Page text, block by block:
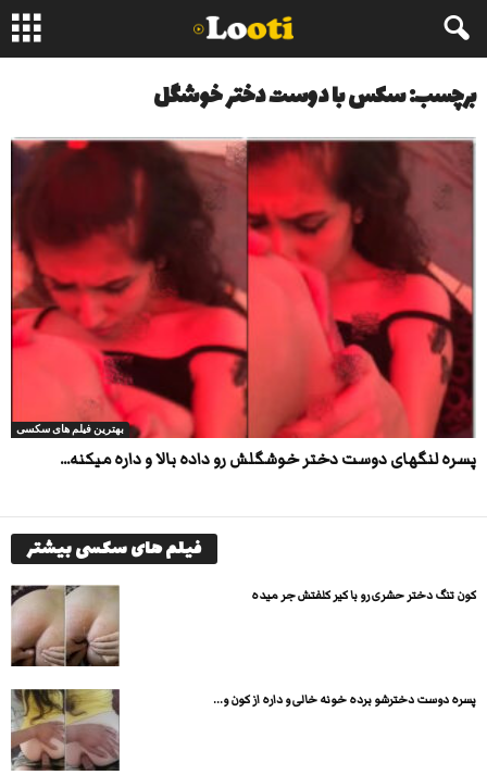
برچسب: سکس با دوست دختر خوشگل
بهترین فیلم های سکسی
پسره لنگهای دوست دختر خوشگلش رو داده بالا و داره میکنه...
فیلم های سکسی بیشتر
کون تنگ دختر حشری رو با کیر کلفتش جر میده
پسره دوست دخترشو برده خونه خالی و داره از کون و...